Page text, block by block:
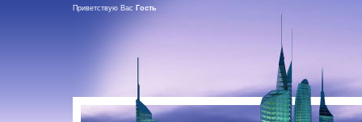
Приветствую Вас Гость